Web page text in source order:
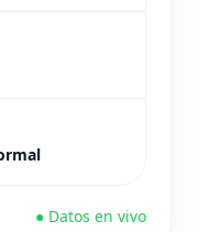
● Datos en vivo